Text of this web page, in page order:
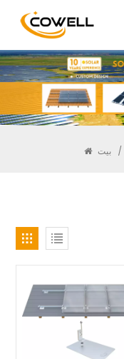
بيت /